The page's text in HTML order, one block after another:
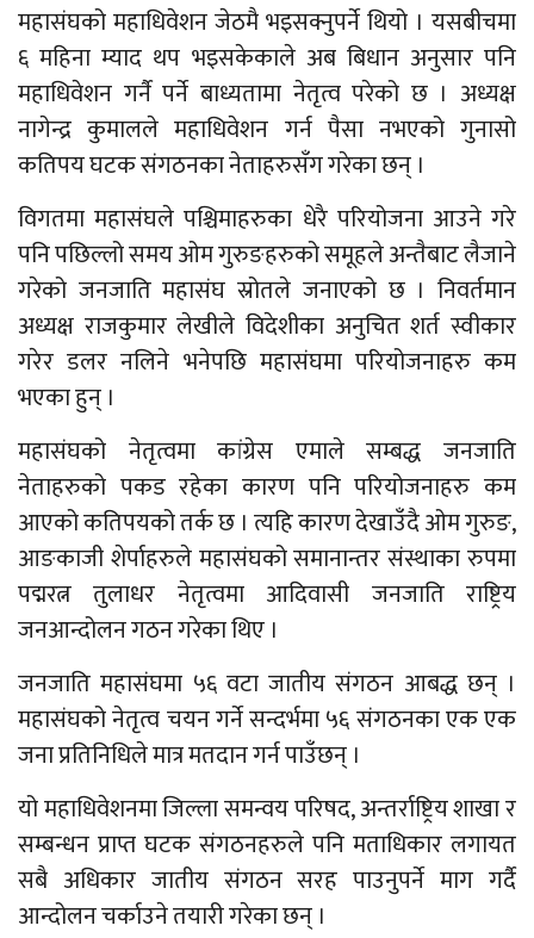
महासंघको महाधिवेशन जेठमै भइसक्नुपर्ने थियो । यसबीचमा
६ महिना म्याद थप भइसकेकाले अब बिधान अनुसार पनि
महाधिवेशन गर्नै पर्ने बाध्यतामा नेतृत्व परेको छ । अध्यक्ष
नागेन्द्र कुमालले महाधिवेशन गर्न पैसा नभएको गुनासो
कतिपय घटक संगठनका नेताहरुसँग गरेका छन् ।
विगतमा महासंघले पश्चिमाहरुका धेरै परियोजना आउने गरे
पनि पछिल्लो समय ओम गुरुङहरुको समूहले अन्तैबाट लैजाने
गरेको जनजाति महासंघ स्रोतले जनाएको छ । निवर्तमान
अध्यक्ष राजकुमार लेखीले विदेशीका अनुचित शर्त स्वीकार
गरेर डलर नलिने भनेपछि महासंघमा परियोजनाहरु कम
भएका हुन् ।
महासंघको नेतृत्वमा कांग्रेस एमाले सम्बद्ध जनजाति
नेताहरुको पकड रहेका कारण पनि परियोजनाहरु कम
आएको कतिपयको तर्क छ । त्यहि कारण देखाउँदै ओम गुरुङ,
आङकाजी शेर्पाहरुले महासंघको समानान्तर संस्थाका रुपमा
पद्मरत्न तुलाधर नेतृत्वमा आदिवासी जनजाति राष्ट्रिय
जनआन्दोलन गठन गरेका थिए ।
जनजाति महासंघमा ५६ वटा जातीय संगठन आबद्ध छन् ।
महासंघको नेतृत्व चयन गर्ने सन्दर्भमा ५६ संगठनका एक एक
जना प्रतिनिधिले मात्र मतदान गर्न पाउँछन् ।
यो महाधिवेशनमा जिल्ला समन्वय परिषद, अन्तर्राष्ट्रिय शाखा र
सम्बन्धन प्राप्त घटक संगठनहरुले पनि मताधिकार लगायत
सबै अधिकार जातीय संगठन सरह पाउनुपर्ने माग गर्दै
आन्दोलन चर्काउने तयारी गरेका छन् ।